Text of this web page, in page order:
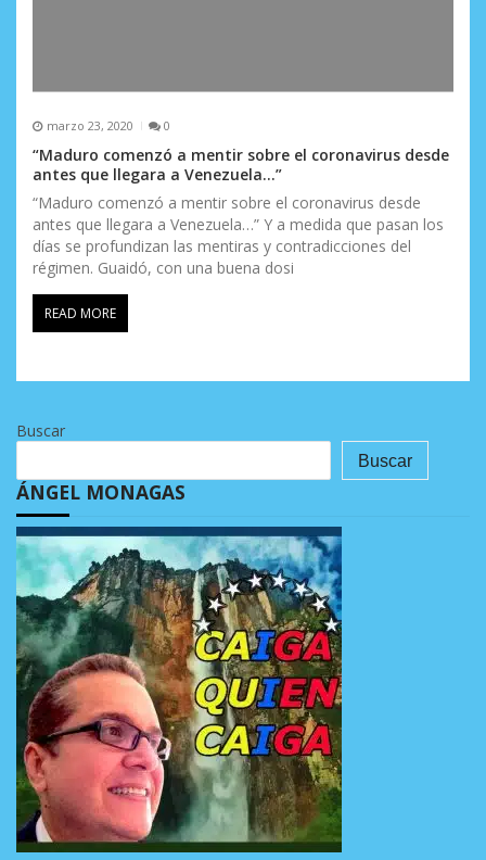
marzo 23, 2020 0
“Maduro comenzó a mentir sobre el coronavirus desde
antes que llegara a Venezuela…”
“Maduro comenzó a mentir sobre el coronavirus desde
antes que llegara a Venezuela…” Y a medida que pasan los
días se profundizan las mentiras y contradicciones del
régimen. Guaidó, con una buena dosi
READ MORE
Buscar
Buscar
ÁNGEL MONAGAS